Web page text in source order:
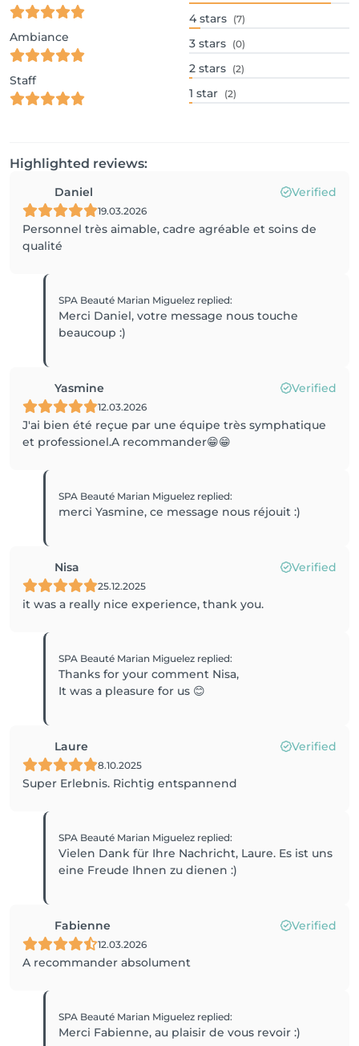
Ambiance
Staff
4 stars (7)
3 stars (0)
2 stars (2)
1 star (2)
Highlighted reviews:
Daniel Verified
19.03.2026
Personnel très aimable, cadre agréable et soins de
qualité
SPA Beauté Marian Miguelez replied:
Merci Daniel, votre message nous touche
beaucoup :)
Yasmine Verified
12.03.2026
J'ai bien été reçue par une équipe très symphatique
et professionel.A recommander😁😁
SPA Beauté Marian Miguelez replied:
merci Yasmine, ce message nous réjouit :)
Nisa Verified
25.12.2025
it was a really nice experience, thank you.
SPA Beauté Marian Miguelez replied:
Thanks for your comment Nisa,
It was a pleasure for us 😊
Laure Verified
8.10.2025
Super Erlebnis. Richtig entspannend
SPA Beauté Marian Miguelez replied:
Vielen Dank für Ihre Nachricht, Laure. Es ist uns
eine Freude Ihnen zu dienen :)
Fabienne Verified
12.03.2026
A recommander absolument
SPA Beauté Marian Miguelez replied:
Merci Fabienne, au plaisir de vous revoir :)